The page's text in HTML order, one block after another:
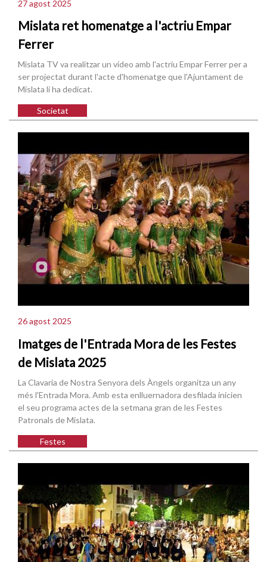
27 agost 2025
Mislata ret homenatge a l'actriu Empar
Ferrer
Mislata TV va realitzar un vídeo amb l'actriu Empar Ferrer per a
ser projectat durant l'acte d'homenatge que l'Ajuntament de
Mislata li ha dedicat.
Societat
26 agost 2025
Imatges de l'Entrada Mora de les Festes
de Mislata 2025
La Clavaria de Nostra Senyora dels Àngels organitza un any
més l'Entrada Mora. Amb esta enlluernadora desfilada inicien
el seu programa actes de la setmana gran de les Festes
Patronals de Mislata.
Festes